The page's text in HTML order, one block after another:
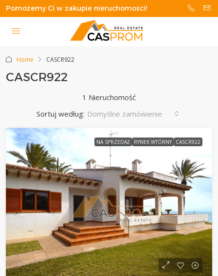
Pomożemy Ci w zakupie nieruchomości!
Home CASCR922
CASCR922
1 Nieruchomość
Sortuj według: Domyślne zamówienie
NA SPRZEDAŻ RYNEK WTÓRNY CASCR922